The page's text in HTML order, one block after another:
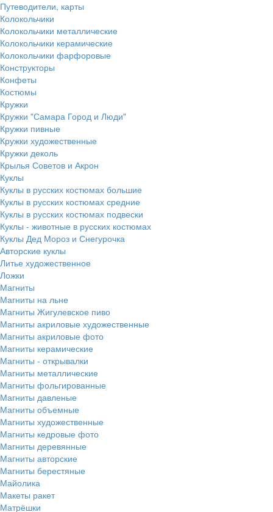
Путеводители, карты
Колокольчики
Колокольчики металлические
Колокольчики керамические
Колокольчики фарфоровые
Конструкторы
Конфеты
Костюмы
Кружки
Кружки "Самара Город и Люди"
Кружки пивные
Кружки художественные
Кружки деколь
Крылья Советов и Акрон
Куклы
Куклы в русских костюмах большие
Куклы в русских костюмах средние
Куклы в русских костюмах подвески
Куклы - животные в русских костюмах
Куклы Дед Мороз и Снегурочка
Авторские куклы
Литье художественное
Ложки
Магниты
Магниты на льне
Магниты Жигулевское пиво
Магниты акриловые художественные
Магниты акриловые фото
Магниты керамические
Магниты - открывалки
Магниты металлические
Магниты фольгированные
Магниты давленые
Магниты объемные
Магниты художественные
Магниты кедровые фото
Магниты деревянные
Магниты авторские
Магниты берестяные
Майолика
Макеты ракет
Матрёшки